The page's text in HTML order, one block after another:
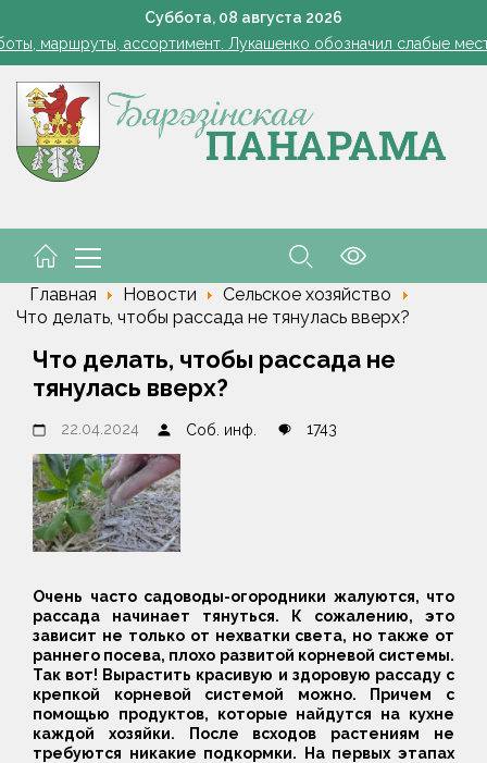
Суббота, 08 августа 2026
Лукашенко: я борюсь не за колхозы или совхозы - я борюсь
маршруты, ассортимент. Лукашенко обозначил слабые
1 стакан в ведро — тля и плодожорка бегут: Августовская
и средний бизнес приглашают к сотрудничеству с
Лукашенко: я борюсь не за колхозы или совхозы - я борюсь
Главная Новости
Сельское хозяйство
Что делать, чтобы рассада не тянулась вверх?
Что делать, чтобы рассада не
тянулась вверх?
22.04.2024 Соб. инф. 1743
Очень часто садоводы-огородники жалуются, что
рассада начинает тянуться. К сожалению, это
зависит не только от нехватки света, но также от
раннего посева, плохо развитой корневой системы.
Так вот! Вырастить красивую и здоровую рассаду с
крепкой корневой системой можно. Причем с
помощью продуктов, которые найдутся на кухне
каждой хозяйки. После всходов растениям не
требуются никакие подкормки. На первых этапах